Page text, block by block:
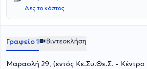
Ιωάννινα, αναγνωρισμένο Κέντρο Εκπαίδευσης
ειδικευμένη στη Συστημική Θεραπεία
Συστημάτων (άτομα, οικογένειες,
Επιπλέον, έχει ειδικευτεί στο Νευρο-Γλωσσικό
Reframe Greece και έχει παρακολουθήσει
(Hellas Employee Assistance Programs), τακτικό
Δες το κόστος
Γραφείο 1 Βιντεοκλήση
Μαρασλή 29, (εντός Κε.Συ.Θε.Σ. - Κέντρο